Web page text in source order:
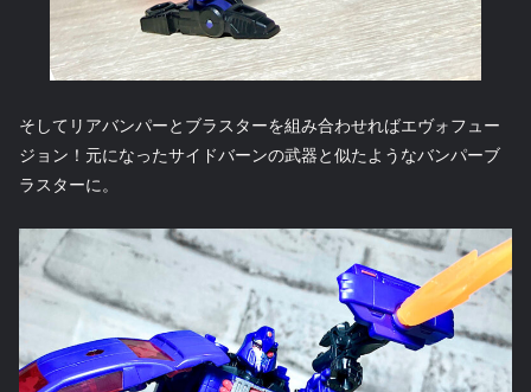
そしてリアバンパーとブラスターを組み合わせればエヴォフュー
ジョン！元になったサイドバーンの武器と似たようなバンパーブ
ラスターに。